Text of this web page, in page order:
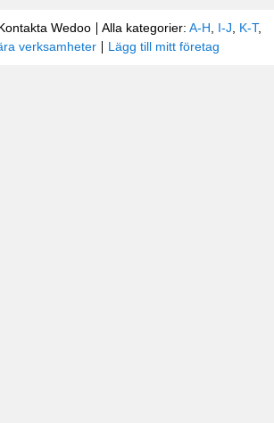
Wedoo Alla kategorier: A-H I-J K-T,
verksamheter Lägg till mitt företag